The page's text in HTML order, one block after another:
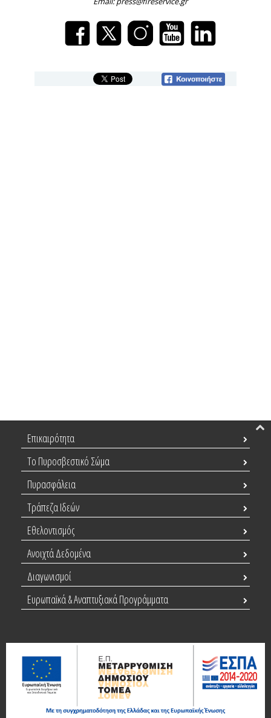
Επικαιρότητα
Το Πυροσβεστικό Σώμα
Πυρασφάλεια
Τράπεζα Ιδεών
Εθελοντισμός
Ανοιχτά Δεδομένα
Διαγωνισμοί
Ευρωπαϊκά & Αναπτυξιακά Προγράμματα